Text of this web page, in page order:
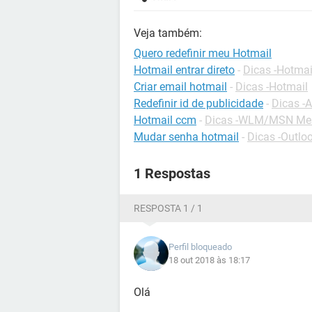
Veja também:
Quero redefinir meu Hotmail
Hotmail entrar direto - Dicas -
Criar email hotmail - Dicas -Hotmail
Redefinir id de publicidade - Dicas -
Hotmail ccm - Dicas -WLM/MSN
Mudar senha hotmail - Dicas -
1 Respostas
RESPOSTA 1 / 1
Perfil bloqueado
18 out 2018 às 18:17
Olá